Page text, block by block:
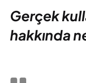
Gerçek
hakkında